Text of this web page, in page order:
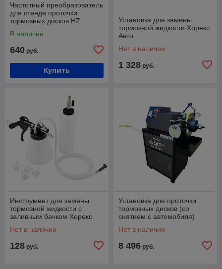
Частотный преобразователь
для стенда проточки
тормозных дисков HZ
В наличии
640 руб.
Купить
Установка для замены
тормозной жидкости Хорекс
Авто
Нет в наличии
1 328 руб.
Инструмент для замены
тормозной жидкости с
заливным бачком Хорекс
Нет в наличии
128 руб.
Установка для проточки
тормозных дисков (со
снятием с автомобиля)
Нет в наличии
8 496 руб.